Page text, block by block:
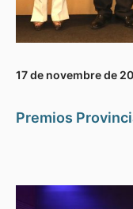
17 de novembre de
Premios